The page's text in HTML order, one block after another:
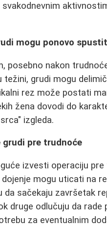
svakodnevnim
mogu ponovo
posebno nakon
težini, grudi mogu
rez može postati
žena dovodi do
izgleda.
grudi pre trudnoće
izvesti operaciju pre
mogu uticati na
da sačekaju završetak
druge odlučuju da rade
za eventualnim